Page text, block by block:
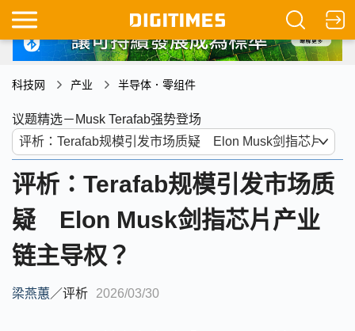
科技网 产业 半导体．零组件
议题精选－Musk Terafab强势登场
评析：Terafab规模引发市场质
疑 Elon Musk剑指芯片产业
链主导权？
梁燕蕙／评析 2026/03/30